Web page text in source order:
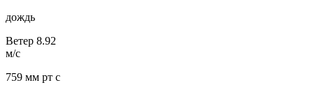
дождь
Ветер 8.92
м/с
759 мм рт с